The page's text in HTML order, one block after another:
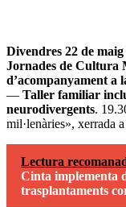
Divendres 22 de maig
Jornades de Cultura
d’acompanyament a
— Taller familiar
neurodivergents.
mil·lenàries», xerrada
Lectura
Cinta implementa
trasplantaments